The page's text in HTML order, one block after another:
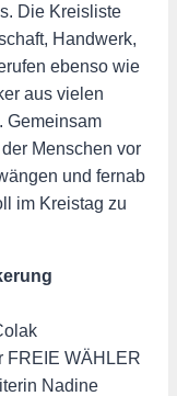
Die Kreisliste
Handwerk,
ebenso wie
aus vielen
Gemeinsam
Menschen vor
und fernab
im Kreistag zu
FREIE WÄHLER
Nadine